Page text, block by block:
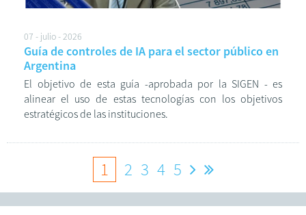
07 - julio - 2026
Guía de controles de IA para el sector público en
Argentina
El objetivo de esta guía -aprobada por la SIGEN - es
alinear el uso de estas tecnologías con los objetivos
estratégicos de las instituciones.
1 2 3 4 5